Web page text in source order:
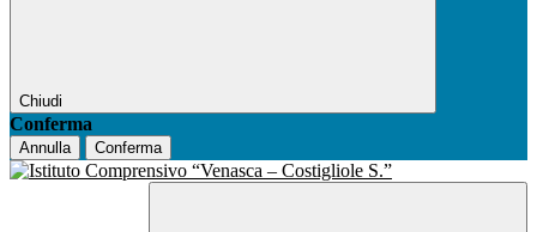
Chiudi
Conferma
Annulla Conferma